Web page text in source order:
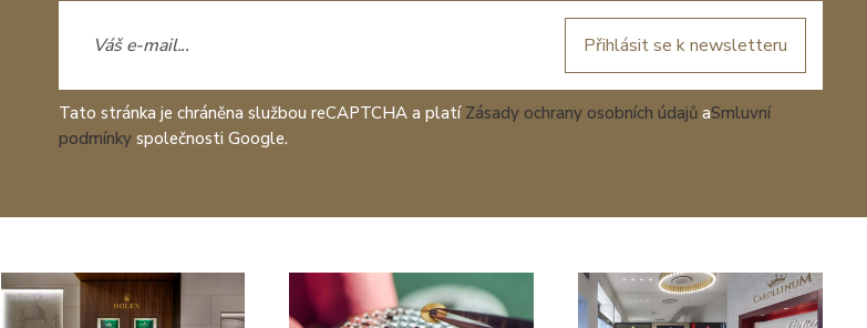
Přihlásit se k newsletteru
Tato stránka je chráněna službou reCAPTCHA a platí Zásady ochrany osobních údajů aSmluvní
podmínky společnosti Google.